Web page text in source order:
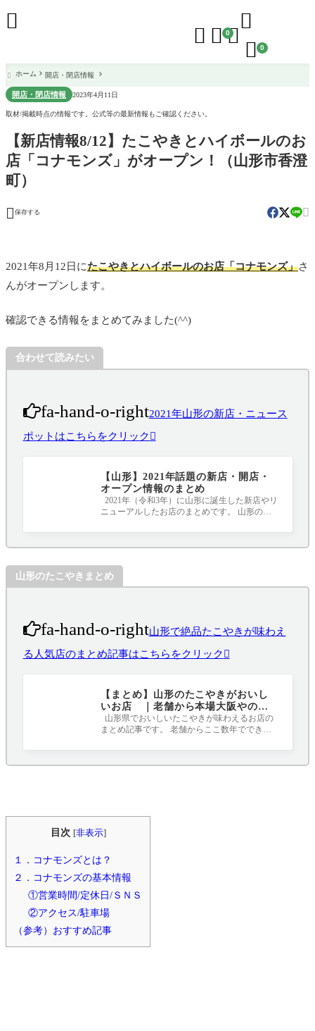
  0

 0

 ホーム 開店・閉店情報
開店・閉店情報 2023年4月11日
取材/掲載時点の情報です。公式等の最新情報もご確認ください。
【新店情報8/12】たこやきとハイボールのお
店「コナモンズ」がオープン！（山形市香澄
町）
 保存する 
2021年8月12日にたこやきとハイボールのお店「コナモンズ」さ
んがオープンします。
確認できる情報をまとめてみました(^^)
合わせて読みたい
fa-hand-o-right2021年山形の新店・ニュース
ポットはこちらをクリック
【山形】2021年話題の新店・開店・
オープン情報のまとめ
2021年（令和3年）に山形に誕生した新店やリ
ニューアルしたお店のまとめです。 山形のニ
山形のたこやきまとめ
fa-hand-o-right山形で絶品たこやきが味わえ
る人気店のまとめ記事はこちらをクリック
【まとめ】山形のたこやきがおいし
いお店 ｜老舗から本場大阪やの味
が楽しめるお店まで
山形県でおいしいたこやきが味わえるお店の
まとめ記事です。 老舗からここ数年でできた
目次 [非表示]
１．コナモンズとは？
２．コナモンズの基本情報
①営業時間/定休日/ＳＮＳ
②アクセス/駐車場
（参考）おすすめ記事